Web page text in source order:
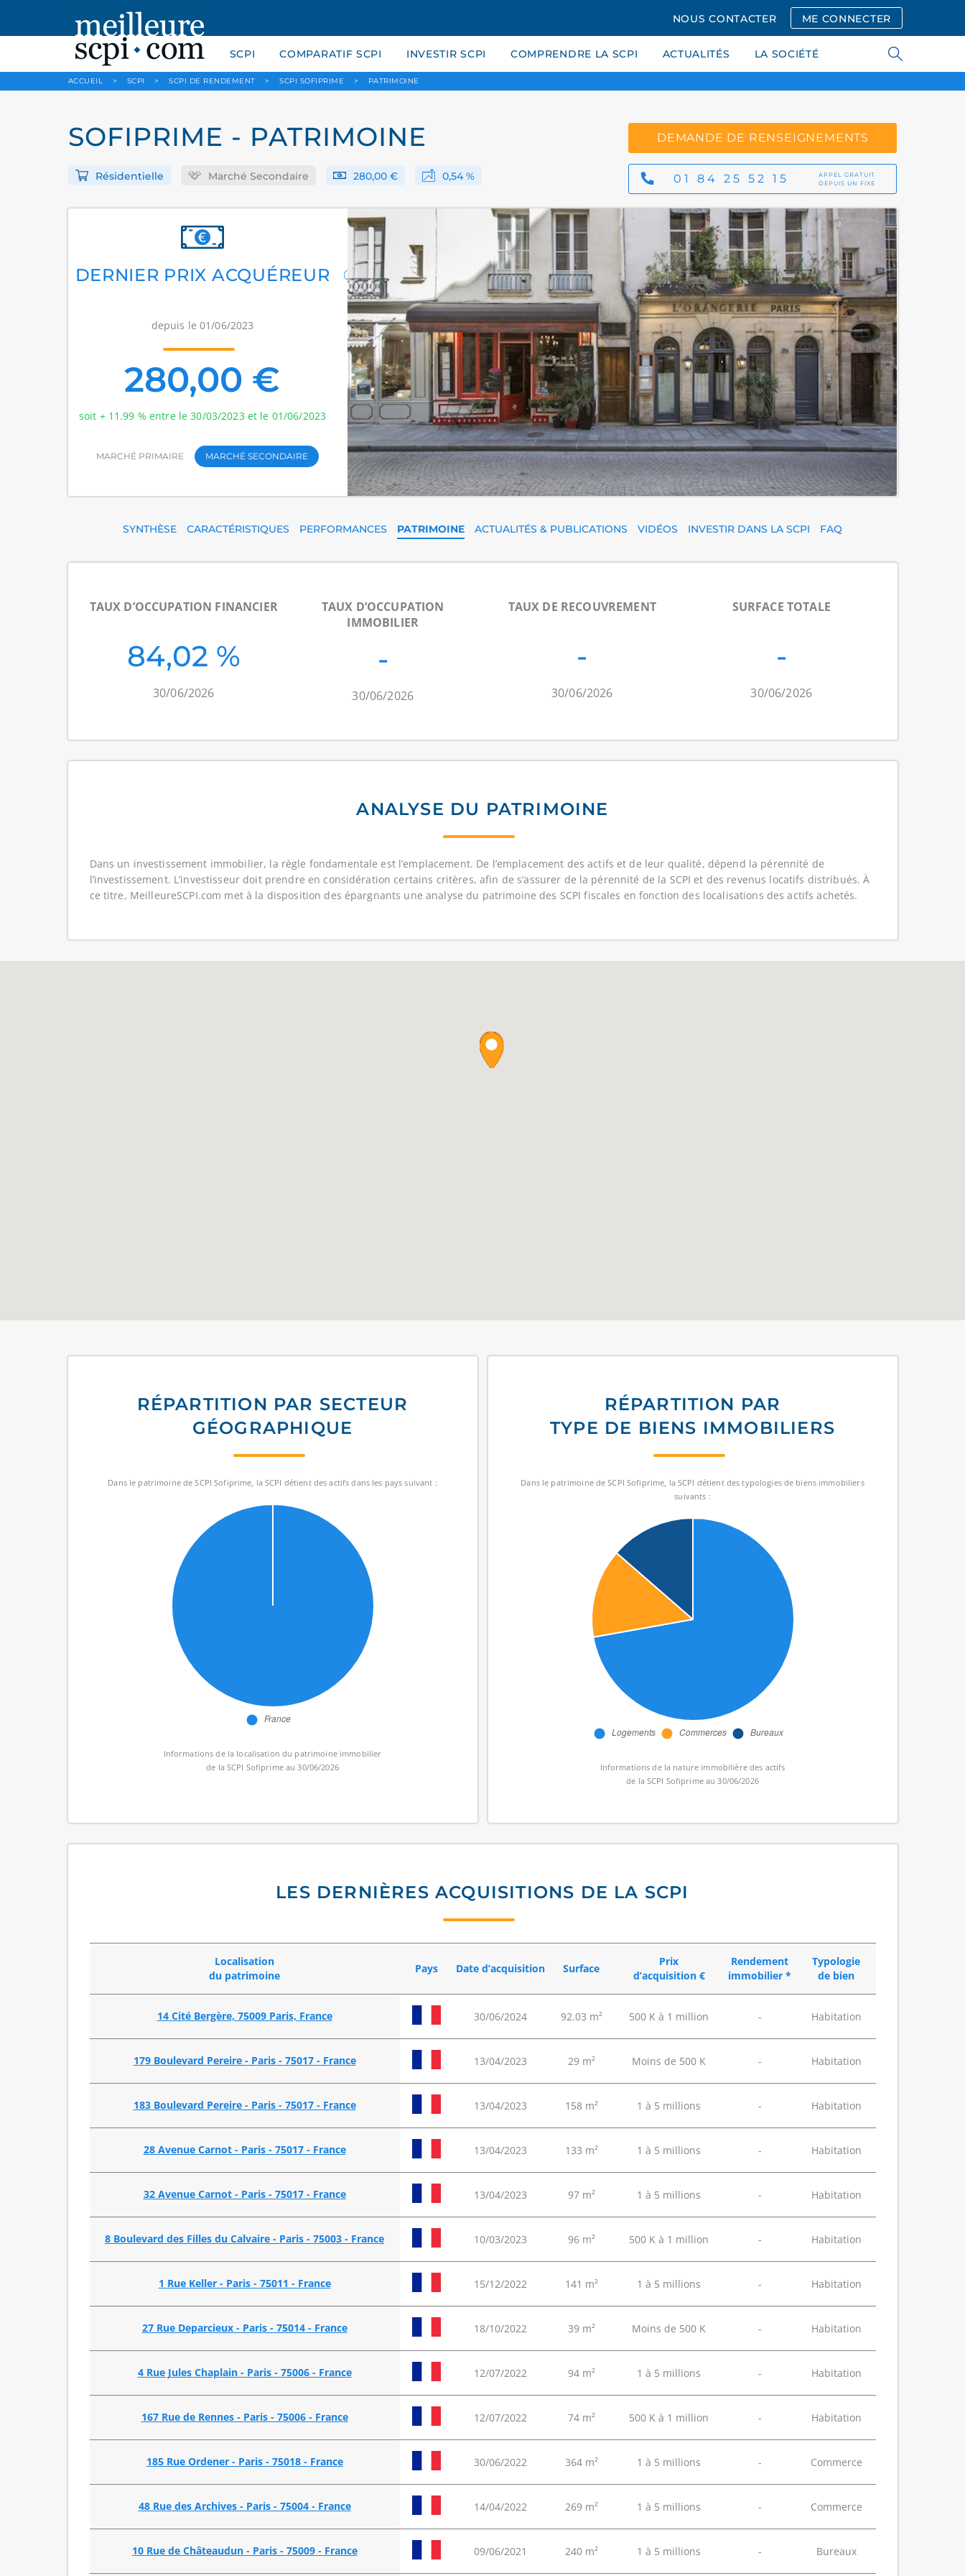
NOUS CONTACTER ME CONNECTER
SCPI COMPARATIF SCPI INVESTIR SCPI COMPRENDRE LA SCPI ACTUALITÉS LA SOCIÉTÉ
ACCUEIL > SCPI > SCPI DE RENDEMENT > SCPI SOFIPRIME > PATRIMOINE
SOFIPRIME - PATRIMOINE
Résidentielle Marché Secondaire 280,00 € 0,54 %
DEMANDE DE RENSEIGNEMENTS
01 84 25 52 15
APPEL GRATUIT
DEPUIS UN FIXE
DERNIER PRIX ACQUÉREUR
depuis le 01/06/2023
280,00 €
soit + 11.99 % entre le 30/03/2023 et le 01/06/2023
MARCHÉ PRIMAIRE MARCHÉ SECONDAIRE
SYNTHÈSE CARACTÉRISTIQUES PERFORMANCES PATRIMOINE ACTUALITÉS & PUBLICATIONS VIDÉOS INVESTIR DANS LA SCPI FAQ
TAUX D’OCCUPATION FINANCIER
84,02 %
30/06/2026
TAUX D’OCCUPATION
IMMOBILIER
-
30/06/2026
TAUX DE RECOUVREMENT
-
30/06/2026
SURFACE TOTALE
-
30/06/2026
ANALYSE DU PATRIMOINE
Dans un investissement immobilier, la règle fondamentale est l’emplacement. De l’emplacement des actifs et de leur qualité, dépend la pérennité de
l’investissement. L’investisseur doit prendre en considération certains critères, afin de s’assurer de la pérennité de la SCPI et des revenus locatifs distribués. À
ce titre, MeilleureSCPI.com met à la disposition des épargnants une analyse du patrimoine des SCPI fiscales en fonction des localisations des actifs achetés.
RÉPARTITION PAR SECTEUR
GÉOGRAPHIQUE
Dans le patrimoine de SCPI Sofiprime, la SCPI détient des actifs dans les pays suivant :
Informations de la localisation du patrimoine immobilier
de la SCPI Sofiprime au 30/06/2026
RÉPARTITION PAR
TYPE DE BIENS IMMOBILIERS
Dans le patrimoine de SCPI Sofiprime, la SCPI détient des typologies de biens immobiliers
suivants :
Informations de la nature immobilière des actifs
de la SCPI Sofiprime au 30/06/2026
LES DERNIÈRES ACQUISITIONS DE LA SCPI
Localisation
du patrimoine
Pays Date d’acquisition Surface
Prix
d’acquisition €
Rendement
immobilier *
Typologie
de bien
14 Cité Bergère, 75009 Paris, France 30/06/2024 92.03 m² 500 K à 1 million - Habitation
179 Boulevard Pereire - Paris - 75017 - France 13/04/2023 29 m² Moins de 500 K - Habitation
183 Boulevard Pereire - Paris - 75017 - France 13/04/2023 158 m² 1 à 5 millions - Habitation
28 Avenue Carnot - Paris - 75017 - France 13/04/2023 133 m² 1 à 5 millions - Habitation
32 Avenue Carnot - Paris - 75017 - France 13/04/2023 97 m² 1 à 5 millions - Habitation
8 Boulevard des Filles du Calvaire - Paris - 75003 - France 10/03/2023 96 m² 500 K à 1 million - Habitation
1 Rue Keller - Paris - 75011 - France 15/12/2022 141 m² 1 à 5 millions - Habitation
27 Rue Deparcieux - Paris - 75014 - France 18/10/2022 39 m² Moins de 500 K - Habitation
4 Rue Jules Chaplain - Paris - 75006 - France 12/07/2022 94 m² 1 à 5 millions - Habitation
167 Rue de Rennes - Paris - 75006 - France 12/07/2022 74 m² 500 K à 1 million - Habitation
185 Rue Ordener - Paris - 75018 - France 30/06/2022 364 m² 1 à 5 millions - Commerce
48 Rue des Archives - Paris - 75004 - France 14/04/2022 269 m² 1 à 5 millions - Commerce
10 Rue de Châteaudun - Paris - 75009 - France 09/06/2021 240 m² 1 à 5 millions - Bureaux